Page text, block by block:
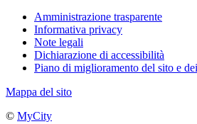
Amministrazione trasparente
Informativa privacy
Note legali
Dichiarazione di accessibilità
Piano di miglioramento del sito e
Mappa del sito
© MyCity